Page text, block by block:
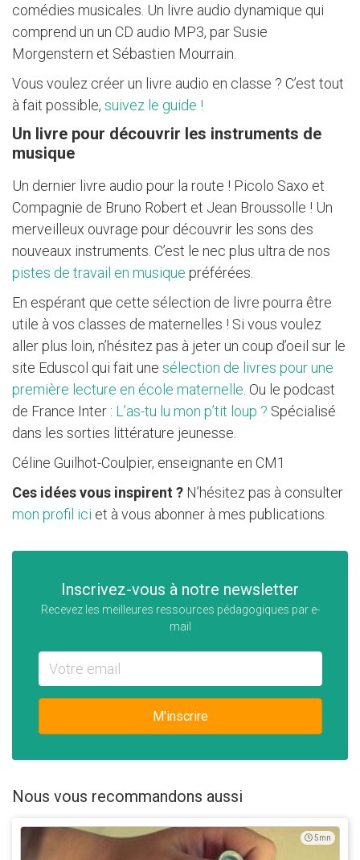
comédies musicales. Un livre audio dynamique qui
comprend un un CD audio MP3, par Susie
Morgenstern et Sébastien Mourrain.
Vous voulez créer un livre audio en classe ? C’est tout
à fait possible, suivez le guide !
Un livre pour découvrir les instruments de
musique
Un dernier livre audio pour la route ! Picolo Saxo et
Compagnie de Bruno Robert et Jean Broussolle ! Un
merveilleux ouvrage pour découvrir les sons des
nouveaux instruments. C’est le nec plus ultra de nos
pistes de travail en musique préférées.
En espérant que cette sélection de livre pourra être
utile à vos classes de maternelles ! Si vous voulez
aller plus loin, n’hésitez pas à jeter un coup d’oeil sur le
site Eduscol qui fait une sélection de livres pour une
première lecture en école maternelle . Ou le podcast
de France Inter : L’as-tu lu mon p’tit loup ? Spécialisé
dans les sorties littérature jeunesse.
Céline Guilhot-Coulpier, enseignante en CM1
Ces idées vous inspirent ? N’hésitez pas à consulter
mon profil ici et à vous abonner à mes publications.
Inscrivez-vous à notre newsletter
Recevez les meilleures ressources pédagogiques par e-
mail
M'inscrire
Nous vous recommandons aussi
5mn